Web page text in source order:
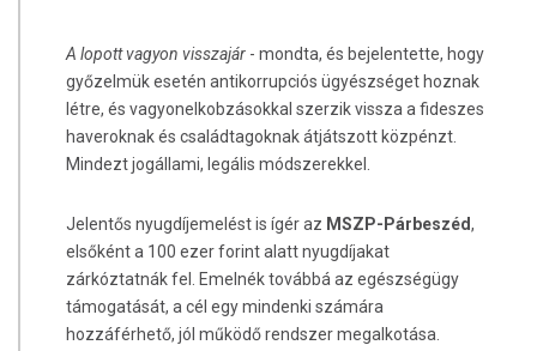
A lopott vagyon visszajár- mondta, és bejelentette, hogy
győzelmük esetén antikorrupciós ügyészséget hoznak
létre, és vagyonelkobzásokkal szerzik vissza a fideszes
haveroknak és családtagoknak átjátszott közpénzt.
Mindezt jogállami, legális módszerekkel.
Jelentős nyugdíjemelést is ígér az MSZP-Párbeszéd,
elsőként a 100 ezer forint alatt nyugdíjakat
zárkóztatnák fel. Emelnék továbbá az egészségügy
támogatását, a cél egy mindenki számára
hozzáférhető, jól működő rendszer megalkotása.